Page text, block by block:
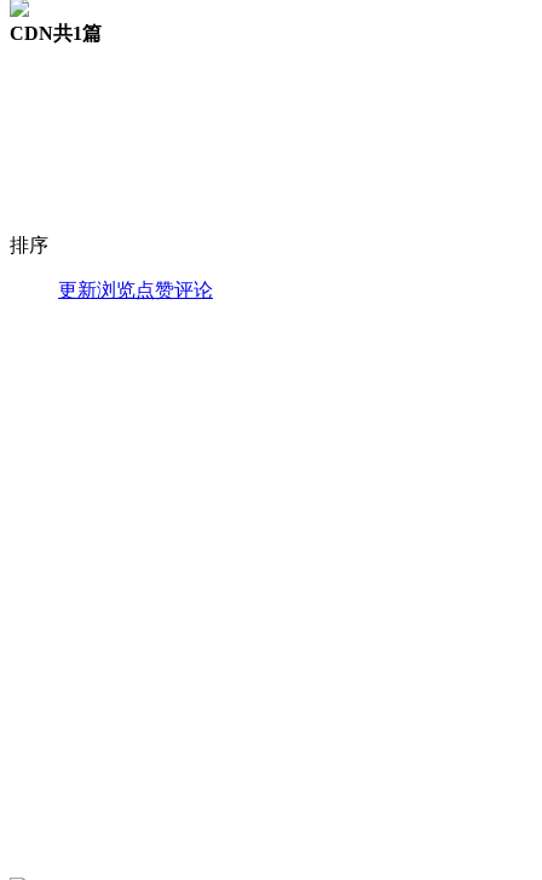
CDN共1篇
排序
更新浏览点赞评论